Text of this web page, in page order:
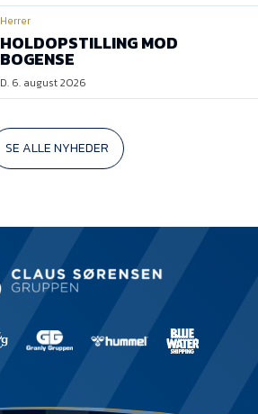
Herrer
HOLDOPSTILLING MOD
BOGENSE
D. 6. august 2026
SE ALLE NYHEDER